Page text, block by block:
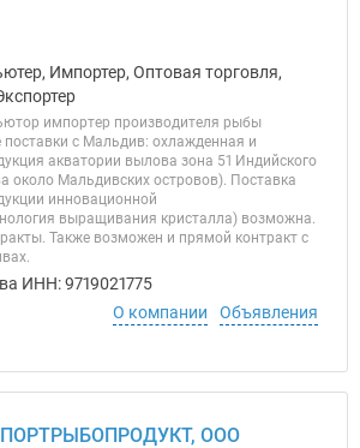
Импортер, Оптовая торговля,
импортер производителя рыбы
с Мальдив: охлажденная и
акватории вылова зона 51 Индийского
около Мальдивских островов). Поставка
инновационной
выращивания кристалла) возможна.
Также возможен и прямой контракт с
ИНН: 9719021775
О компании
Объявления
ООО